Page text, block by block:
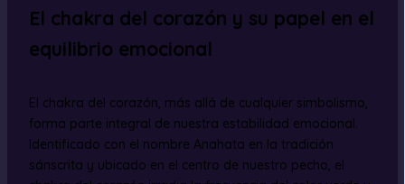
El chakra del corazón y su papel en el
equilibrio emocional
El chakra del corazón, más allá de cualquier simbolismo,
forma parte integral de nuestra estabilidad emocional.
Identificado con el nombre Anahata en la tradición
sánscrita y ubicado en el centro de nuestro pecho, el